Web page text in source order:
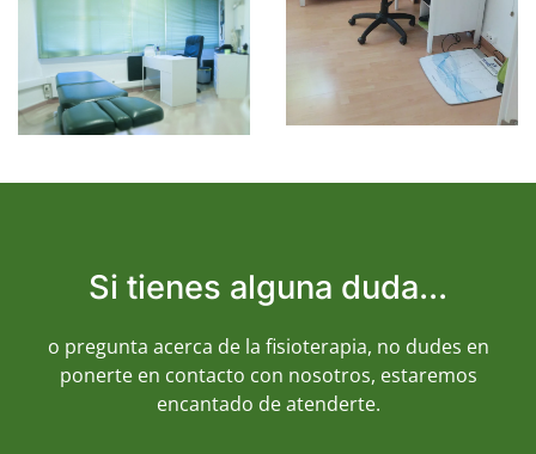
Si tienes alguna duda...
o pregunta acerca de la fisioterapia, no dudes en
ponerte en contacto con nosotros, estaremos
encantado de atenderte.